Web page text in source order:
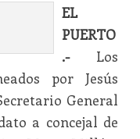
EL
PUERTO
.-Los
por Jesús
General
a concejal de